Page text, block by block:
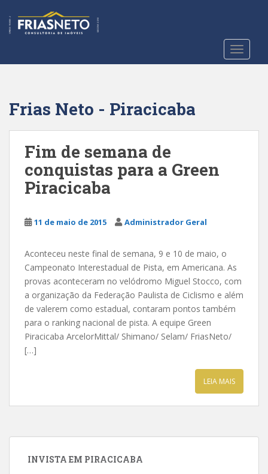
t
Frias Neto - Piracicaba
Fim de semana de
conquistas para a Green
Piracicaba
11 de maio de 2015 Administrador Geral
Aconteceu neste final de semana, 9 e 10 de maio, o
Campeonato Interestadual de Pista, em Americana. As
provas aconteceram no velódromo Miguel Stocco, com
a organização da Federação Paulista de Ciclismo e além
de valerem como estadual, contaram pontos também
para o ranking nacional de pista. A equipe Green
Piracicaba ArcelorMittal/ Shimano/ Selam/ FriasNeto/
[…]
LEIA MAIS
INVISTA EM PIRACICABA